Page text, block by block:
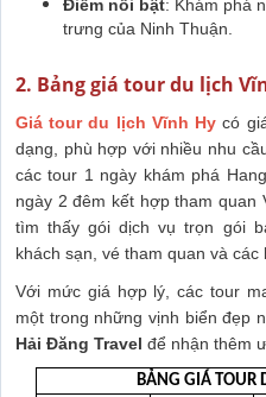
Điểm nổi bật: Khám phá
trưng của Ninh Thuận.
2. Bảng giá tour du lịch
Giá tour du lịch Vĩnh Hy có
dạng, phù hợp với nhiều nhu
các tour 1 ngày khám phá
ngày 2 đêm kết hợp tham quan
tìm thấy gói dịch vụ trọn gói
khách sạn, vé tham quan và các
Với mức giá hợp lý, các tour
một trong những vịnh biển đẹp
Hải Đăng Travel để nhận thêm
BẢNG GIÁ TOUR